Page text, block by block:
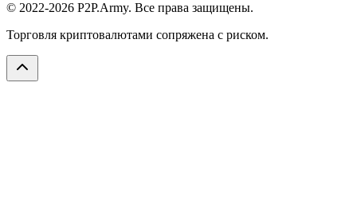
© 2022-2026 P2P.Army. Все права защищены.
Торговля криптовалютами сопряжена с риском.